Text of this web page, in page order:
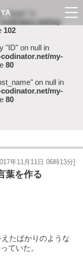
"page" in
my-
102
"ID" on null in
my-
80
on null in
my-
80
葉を作る
年11月11日 06時13分]
たばかりのような
ていた。